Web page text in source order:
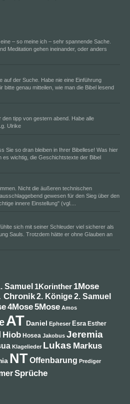
– so meine ich – sehr spannende Sache.
Meditation gehen ineinander, oder anders
auf der Suche. Habe nie eine Einführung
bitte genau mitteilen, wie man die Bibel lesend
den tipp von gestern abend. Habe alle
Ulrike
Sie so dran bleiben in Ihrer Bibellese! Was hier
es wichtig, die Geschichtstexte der Bibel
Nicht die äußeren technischen
gewesen für den Sieg über den
innere Einstellung" (vgl....
sich mit seiner Schleuder viel sicherer als
Sauls. Trotzdem hätte er ohne Glauben an
Samuel 1Korinther 1Mose
Chronik2. Könige2. Samuel
4Mose5Mose Amos
AT Daniel Epheser Esra Esther
Hiob Hosea Jakobus Jeremia
Klagelieder Lukas Markus
NTOffenbarung Prediger
Sprüche